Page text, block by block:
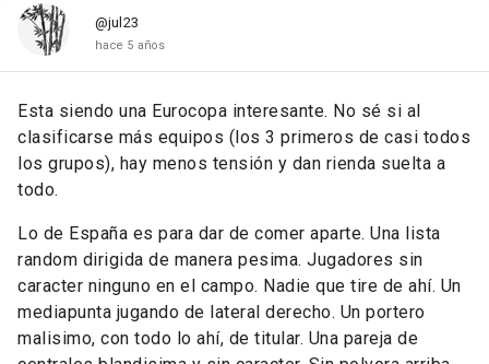
@jul23
hace 5 años
Esta siendo una Eurocopa interesante. No sé si al
clasificarse más equipos (los 3 primeros de casi todos
los grupos), hay menos tensión y dan rienda suelta a
todo.
Lo de España es para dar de comer aparte. Una lista
random dirigida de manera pesima. Jugadores sin
caracter ninguno en el campo. Nadie que tire de ahí. Un
mediapunta jugando de lateral derecho. Un portero
malisimo, con todo lo ahí, de titular. Una pareja de